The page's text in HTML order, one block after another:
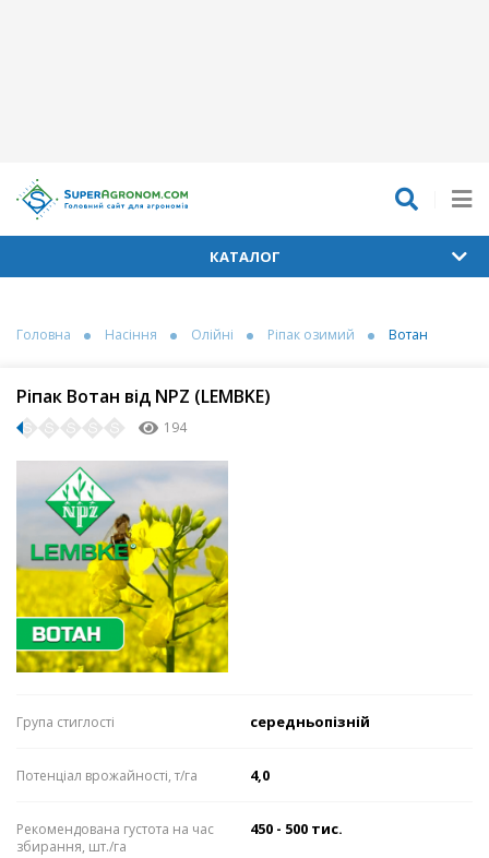
КАТАЛОГ
Головна Насіння Олійні Ріпак озимий Вотан
Ріпак Вотан від NPZ (LEMBKE)
194
Група стиглості середньопізній
Потенціал врожайності, т/га 4,0
Рекомендована густота на час
збирання, шт./га
450 - 500 тис.